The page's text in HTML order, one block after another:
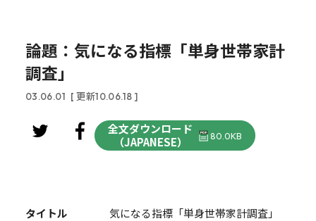
論題：気になる指標「単身世帯家計
調査」
03.06.01 [ 更新10.06.18 ]
全文ダウンロード
（JAPANESE）
80.0KB
タイトル 気になる指標「単身世帯家計調査」